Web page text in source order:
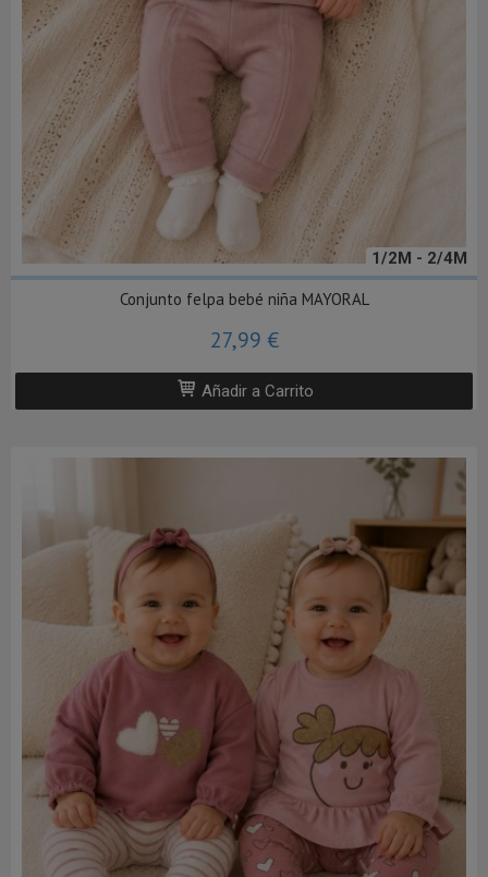
1/2M - 2/4M
Conjunto felpa bebé niña MAYORAL
27,99 €
Añadir a Carrito